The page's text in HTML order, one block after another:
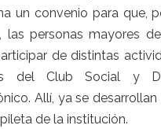
un convenio para que,
las personas mayores
de distintas
del Club Social y
Allí, ya se
de la institución.